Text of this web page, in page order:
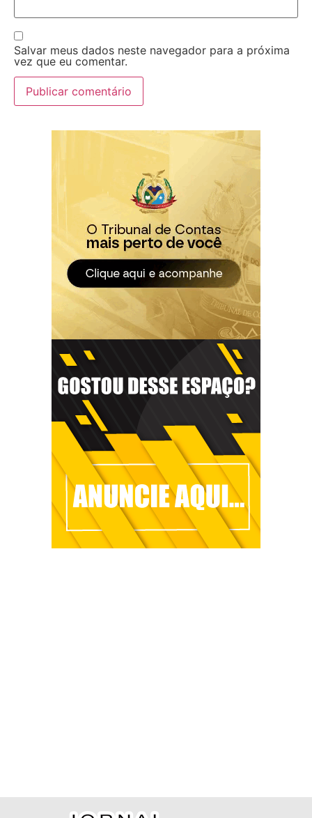
Salvar meus dados neste navegador para a próxima
vez que eu comentar.